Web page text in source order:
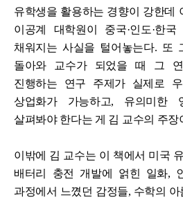
유학생을 활용하는 경향이 강한데
이공계 대학원이 중국·인도·한
채워지는 사실을 털어놓는다. 또
돌아와 교수가 되었을 때 그
진행하는 연구 주제가 실제로
상업화가 가능하고, 유의미한
살펴봐야 한다는 게 김 교수의 주장
이밖에 김 교수는 이 책에서 미국
배터리 충전 개발에 얽힌 일화,
과정에서 느꼈던 감정들, 수학의